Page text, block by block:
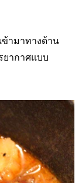
ข้ามาทางด้าน
ยากาศแบบ